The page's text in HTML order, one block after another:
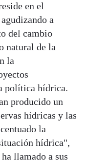
en el
a
del cambio
natural de la
la
política hídrica.
producido un
hídricas y las
la
hídrica",
llamado a sus